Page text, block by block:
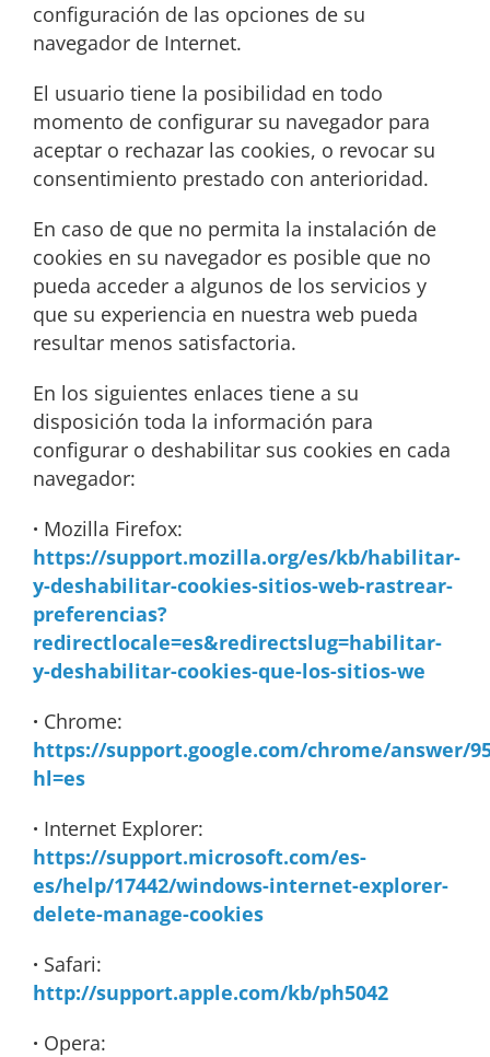
configuración de las opciones de su
navegador de Internet.
El usuario tiene la posibilidad en todo
momento de configurar su navegador para
aceptar o rechazar las cookies, o revocar su
consentimiento prestado con anterioridad.
En caso de que no permita la instalación de
cookies en su navegador es posible que no
pueda acceder a algunos de los servicios y
que su experiencia en nuestra web pueda
resultar menos satisfactoria.
En los siguientes enlaces tiene a su
disposición toda la información para
configurar o deshabilitar sus cookies en cada
navegador:
· Mozilla Firefox:
https://support.mozilla.org/es/kb/habilitar-
y-deshabilitar-cookies-sitios-web-rastrear-
preferencias?
redirectlocale=es&redirectslug=habilitar-
y-deshabilitar-cookies-que-los-sitios-we
· Chrome:
https://support.google.com/chrome/answer/
hl=es
· Internet Explorer:
https://support.microsoft.com/es-
es/help/17442/windows-internet-explorer-
delete-manage-cookies
· Safari:
http://support.apple.com/kb/ph5042
· Opera: